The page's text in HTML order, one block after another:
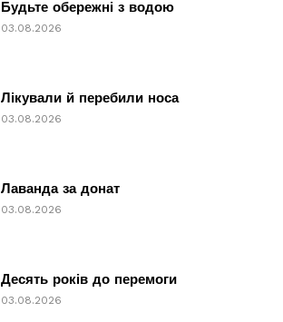
Будьте обережні з водою
03.08.2026
Лікували й перебили носа
03.08.2026
Лаванда за донат
03.08.2026
Десять років до перемоги
03.08.2026